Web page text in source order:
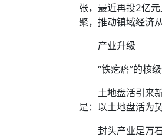
张，最近再投2亿
聚，推动镇域经济从
产业升级
“铁疙瘩”的核级
土地盘活引来新
是：以土地盘活为
封头产业是万石